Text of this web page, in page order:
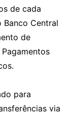
de cada
Banco Central
de
para
via